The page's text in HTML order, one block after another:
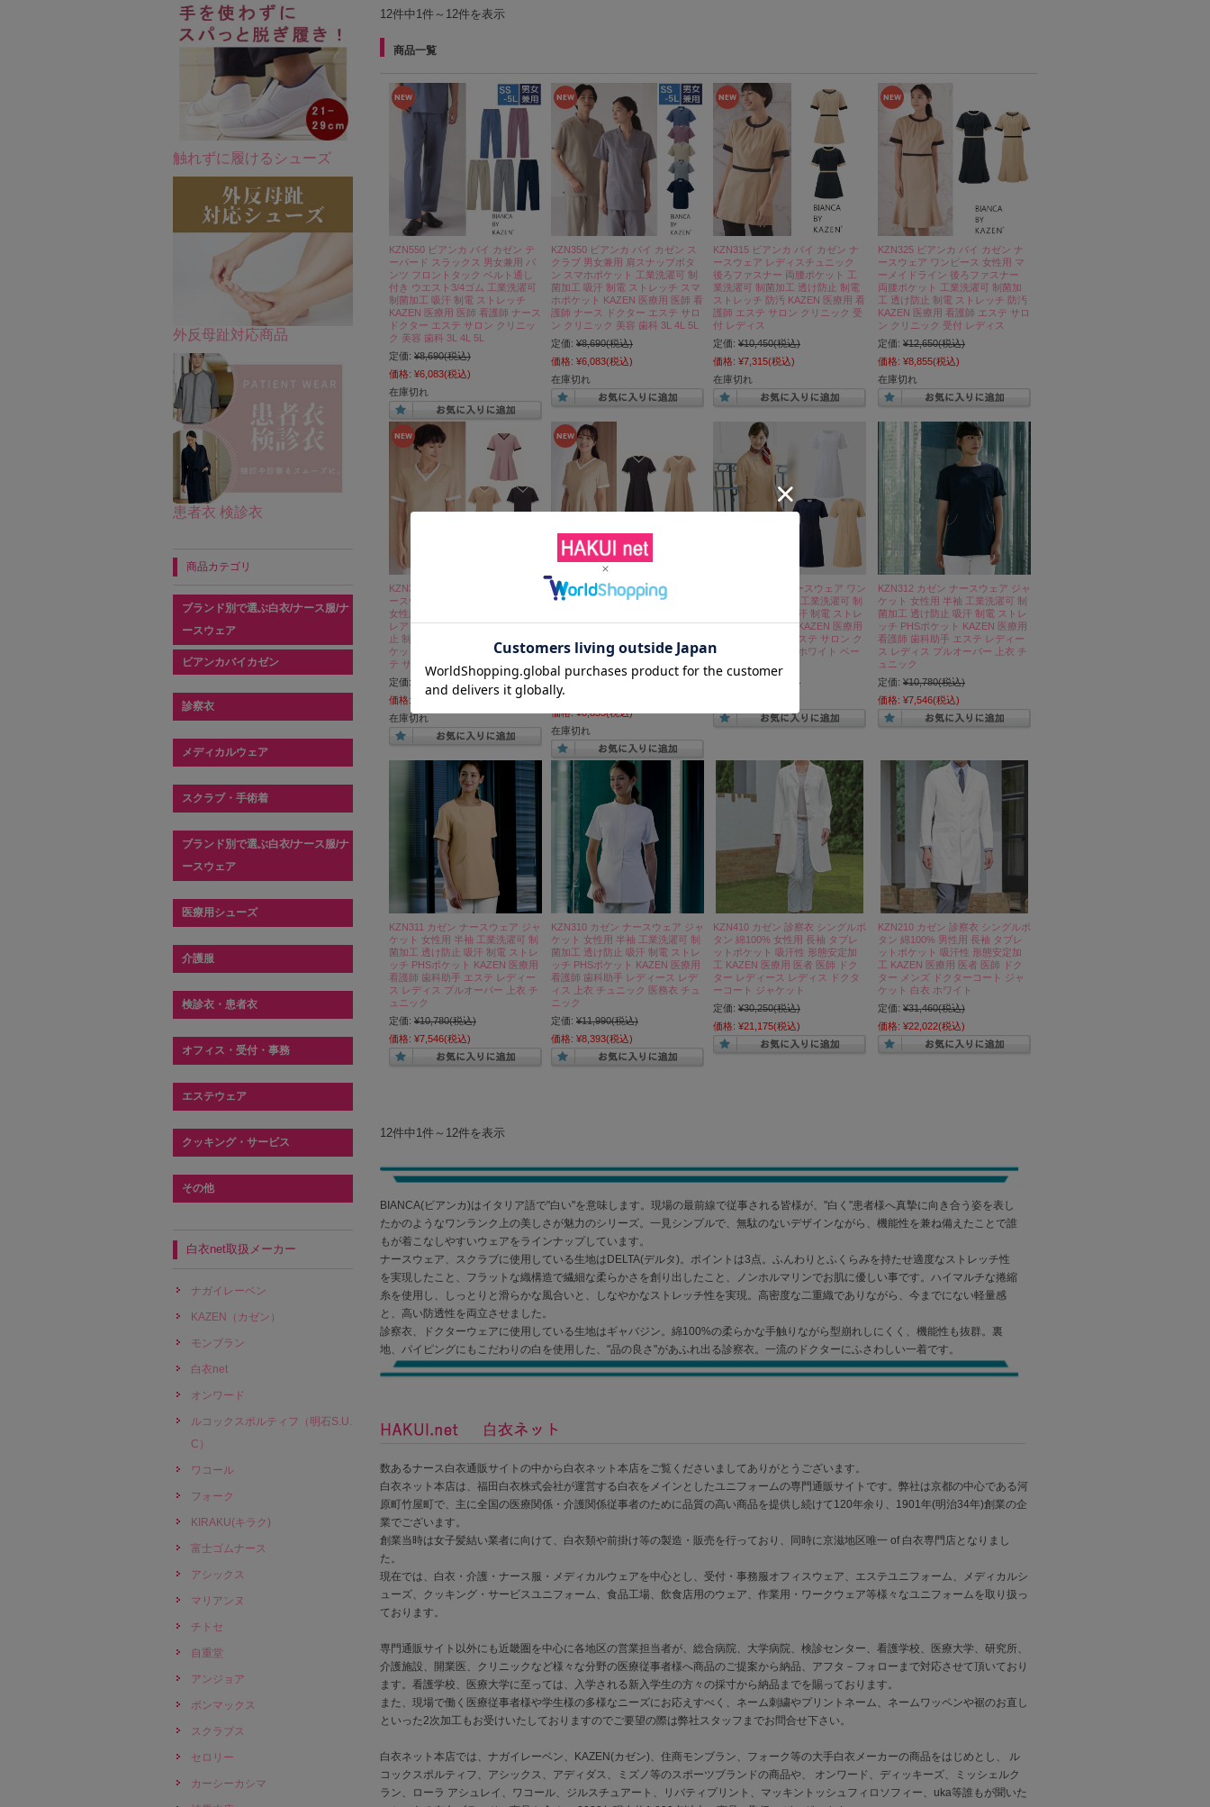
12件中1件～12件を表示
商品一覧
KZN550 ビアンカ バイ カゼン テ
ーパード スラックス 男女兼用 パ
ンツ フロントタック ベルト通し
付き ウエスト3/4ゴム 工業洗濯可
制菌加工 吸汗 制電 ストレッチ
KAZEN 医療用 医師 看護師 ナース
ドクター エステ サロン クリニッ
ク 美容 歯科 3L 4L 5L
定価: ¥8,690(税込)
価格: ¥6,083(税込)
在庫切れ
KZN350 ビアンカ バイ カゼン ス
クラブ 男女兼用 肩スナップボタ
ン スマホポケット 工業洗濯可 制
菌加工 吸汗 制電 ストレッチ スマ
ホポケット KAZEN 医療用 医師 看
護師 ナース ドクター エステ サロ
ン クリニック 美容 歯科 3L 4L 5L
定価: ¥8,690(税込)
価格: ¥6,083(税込)
在庫切れ
KZN315 ビアンカ バイ カゼン ナ
ースウェア レディスチュニック
後ろファスナー 両腰ポケット 工
業洗濯可 制菌加工 透け防止 制電
ストレッチ 防汚 KAZEN 医療用 看
護師 エステ サロン クリニック 受
付 レディス
定価: ¥10,450(税込)
価格: ¥7,315(税込)
在庫切れ
KZN325 ビアンカ バイ カゼン ナ
ースウェア ワンピース 女性用 マ
ーメイドライン 後ろファスナー
両腰ポケット 工業洗濯可 制菌加
工 透け防止 制電 ストレッチ 防汚
KAZEN 医療用 看護師 エステ サロ
ン クリニック 受付 レディス
定価: ¥12,650(税込)
価格: ¥8,855(税込)
在庫切れ
KZN316 ビアンカ バイ カゼン ナ
ースウェア レディス チュニック
女性用 Vネック 後ろファスナー フ
レア 工業洗濯可 制菌加工 透け防
止 制電 ストレッチ 防汚 スマホポ
ケット KAZEN 医療用 看護師 エス
テ サロン クリニック 受付
定価:
価格:
在庫切れ
KZN326 ビアンカ バイ カゼン ナ
ースウェア ワンピース 女性用 半
工業洗濯可 制菌加工 透け防止 制
ト KAZEN 医療用 看護師 エステ
サロン クリニック 受付 レディス
ベージュ ネイビー
定価:
価格: ¥8,855(税込)
在庫切れ
KZN321 カゼン ナースウェア ワン
ピース 女性用 半袖 工業洗濯可 制
菌加工 透け防止 吸汗 制電 ストレ
ッチ PHSポケット KAZEN 医療用
看護師 歯科助手 エステ サロン ク
リニック レディス ホワイト ベー
(税込)
KZN312 カゼン ナースウェア ジャ
ケット 女性用 半袖 工業洗濯可 制
菌加工 透け防止 吸汗 制電 ストレ
ッチ PHSポケット KAZEN 医療用
看護師 歯科助手 エステ レディー
ス レディス プルオーバー 上衣 チ
ュニック
定価: ¥10,780(税込)
価格: ¥7,546(税込)
KZN311 カゼン ナースウェア ジャ
ケット 女性用 半袖 工業洗濯可 制
菌加工 透け防止 吸汗 制電 ストレ
ッチ PHSポケット KAZEN 医療用
看護師 歯科助手 エステ レディー
ス レディス プルオーバー 上衣 チ
ュニック
定価: ¥10,780(税込)
価格: ¥7,546(税込)
KZN310 カゼン ナースウェア ジャ
ケット 女性用 半袖 工業洗濯可 制
菌加工 透け防止 吸汗 制電 ストレ
ッチ PHSポケット KAZEN 医療用
看護師 歯科助手 レディース レデ
ィス 上衣 チュニック 医務衣 チュ
ニック
定価: ¥11,990(税込)
価格: ¥8,393(税込)
KZN410 カゼン 診察衣 シングルボ
タン 綿100% 女性用 長袖 タブレ
ットポケット 吸汗性 形態安定加
工 KAZEN 医療用 医者 医師 ドク
ター レディース レディス ドクタ
ーコート ジャケット
定価: ¥30,250(税込)
価格: ¥21,175(税込)
KZN210 カゼン 診察衣 シングルボ
タン 綿100% 男性用 長袖 タブレ
ットポケット 吸汗性 形態安定加
工 KAZEN 医療用 医者 医師 ドク
ター メンズ ドクターコート ジャ
ケット 白衣 ホワイト
定価: ¥31,460(税込)
価格: ¥22,022(税込)
12件中1件～12件を表示
BIANCA(ビアンカ)はイタリア語で"白い"を意味します。現場の最前線で従事される皆様が、"白く"患者様へ真摯に向き合う姿を表し
たかのようなワンランク上の美しさが魅力のシリーズ。一見シンプルで、無駄のないデザインながら、機能性を兼ね備えたことで誰
もが着こなしやすいウェアをラインナップしています。
ナースウェア、スクラブに使用している生地はDELTA(デルタ)。ポイントは3点。ふんわりとふくらみを持たせ適度なストレッチ性
を実現したこと、フラットな織構造で繊細な柔らかさを創り出したこと、ノンホルマリンでお肌に優しい事です。ハイマルチな捲縮
糸を使用し、しっとりと滑らかな風合いと、しなやかなストレッチ性を実現。高密度な二重織でありながら、今までにない軽量感
と、高い防透性を両立させました。
診察衣、ドクターウェアに使用している生地はギャバジン。綿100%の柔らかな手触りながら型崩れしにくく、機能性も抜群。裏
地、パイピングにもこだわりの白を使用した、"品の良さ"があふれ出る診察衣。一流のドクターにふさわしい一着です。
数あるナース白衣通販サイトの中から白衣ネット本店をご覧くださいましてありがとうございます。
白衣ネット本店は、福田白衣株式会社が運営する白衣をメインとしたユニフォームの専門通販サイトです。弊社は京都の中心である河
原町竹屋町で、主に全国の医療関係・介護関係従事者のために品質の高い商品を提供し続けて120年余り、1901年(明治34年)創業の企
業でございます。
創業当時は女子髪結い業者に向けて、白衣類や前掛け等の製造・販売を行っており、同時に京滋地区唯一 of 白衣専門店となりまし
た。
現在では、白衣・介護・ナース服・メディカルウェアを中心とし、受付・事務服オフィスウェア、エステユニフォーム、メディカルシ
ューズ、クッキング・サービスユニフォーム、食品工場、飲食店用のウェア、作業用・ワークウェア等様々なユニフォームを取り扱っ
ております。
専門通販サイト以外にも近畿圏を中心に各地区の営業担当者が、総合病院、大学病院、検診センター、看護学校、医療大学、研究所、
介護施設、開業医、クリニックなど様々な分野の医療従事者様へ商品のご提案から納品、アフタ－フォローまで対応させて頂いており
ます。看護学校、医療大学に至っては、入学される新入学生の方々の採寸から納品までを賜っております。
また、現場で働く医療従事者様や学生様の多様なニーズにお応えすべく、ネーム刺繍やプリントネーム、ネームワッペンや裾のお直し
といった2次加工もお受けいたしておりますのでご要望の際は弊社スタッフまでお問合せ下さい。
白衣ネット本店では、ナガイレーベン、KAZEN(カゼン)、住商モンブラン、フォーク等の大手白衣メーカーの商品をはじめとし、 ル
コックスポルティフ、アシックス、アディダス、ミズノ等のスポーツブランドの商品や、 オンワード、ディッキーズ、ミッシェルク
ラン、ローラ アシュレイ、ワコール、ジルスチュアート、リバティプリント、マッキントッシュフィロソフィー、uka等誰もが聞いた
触れずに履けるシューズ
外反母趾対応商品
患者衣 検診衣
商品カテゴリ
ブランド別で選ぶ白衣/ナース服/ナ
ースウェア
ビアンカバイカゼン
診察衣
メディカルウェア
スクラブ・手術着
ブランド別で選ぶ白衣/ナース服/ナ
ースウェア
医療用シューズ
介護服
検診衣・患者衣
オフィス・受付・事務
エステウェア
クッキング・サービス
その他
白衣net取扱メーカー
ナガイレーベン
KAZEN（カゼン）
モンブラン
白衣net
オンワード
ルコックスポルティフ（明石S.U.
C）
ワコール
フォーク
KIRAKU(キラク)
富士ゴムナース
アシックス
マリアンヌ
チトセ
自重堂
アンジョア
ボンマックス
スクラブス
セロリー
カーシーカシマ